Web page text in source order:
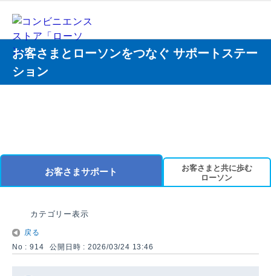
お客さまとローソンをつなぐ サポートステー
ション
お客さまサポート
お客さまと共に歩む
ローソン
カテゴリー表示
戻る
No : 914
公開日時 : 2026/03/24 13:46